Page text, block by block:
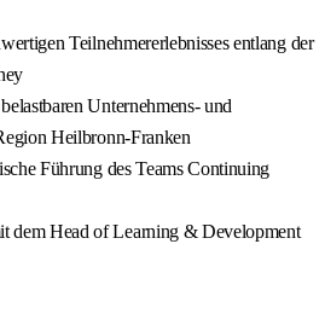
Teilnehmererlebnisses entlang der
Unternehmens- und
Heilbronn-Franken
Führung des Teams Continuing
dem Head of Learning & Development